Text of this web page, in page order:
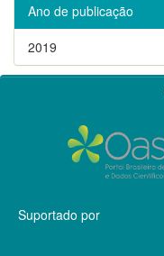
Ano de publicação
2019
Suportado por